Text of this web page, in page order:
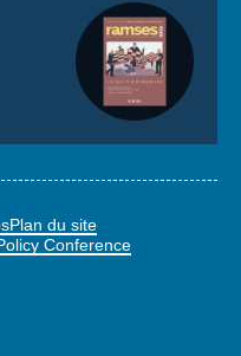
Plan du site
Conference